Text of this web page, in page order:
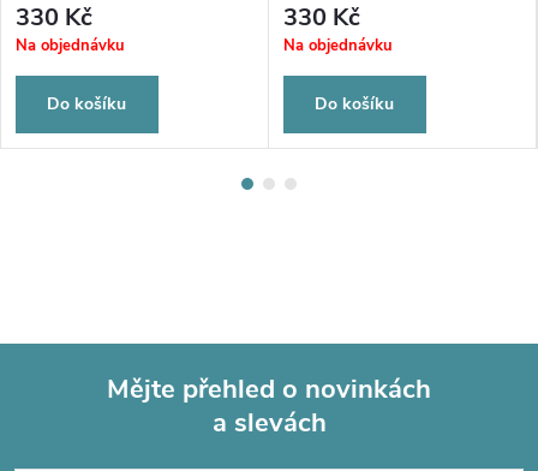
330 Kč
Na objednávku
Do košíku
330 Kč
Na objednávku
Do košíku
Mějte přehled o novinkách
a slevách